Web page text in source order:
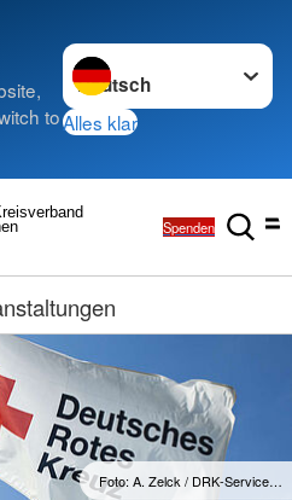
to
Sprache wechseln zu
Alles klar
Spenden
Foto: A. Zelck / DRK-Service…